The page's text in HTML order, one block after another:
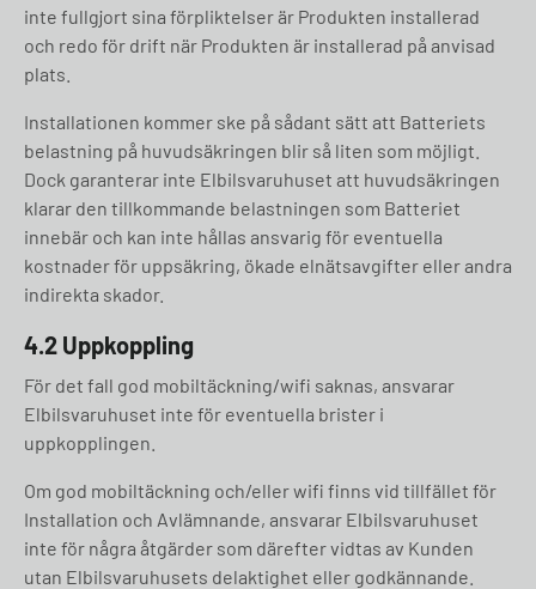
inte fullgjort sina förpliktelser är Produkten installerad
och redo för drift när Produkten är installerad på anvisad
plats.
Installationen kommer ske på sådant sätt att Batteriets
belastning på huvudsäkringen blir så liten som möjligt.
Dock garanterar inte Elbilsvaruhuset att huvudsäkringen
klarar den tillkommande belastningen som Batteriet
innebär och kan inte hållas ansvarig för eventuella
kostnader för uppsäkring, ökade elnätsavgifter eller andra
indirekta skador.
4.2 Uppkoppling
För det fall god mobiltäckning/wifi saknas, ansvarar
Elbilsvaruhuset inte för eventuella brister i
uppkopplingen.
Om god mobiltäckning och/eller wifi finns vid tillfället för
Installation och Avlämnande, ansvarar Elbilsvaruhuset
inte för några åtgärder som därefter vidtas av Kunden
utan Elbilsvaruhusets delaktighet eller godkännande.